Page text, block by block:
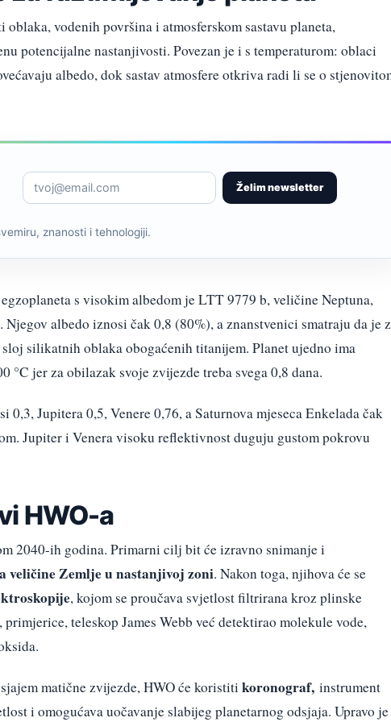
vodenih površina i atmosferskom sastavu planeta,
potencijalne nastanjivosti. Povezan je i s temperaturom: oblaci
albedo, dok sastav atmosfere otkriva radi li se o
Želim newsletter
znanosti i tehnologiji.
s visokim albedom je LTT 9779 b, veličine Neptuna,
albedo iznosi čak 0,8 (80%), a znanstvenici smatraju da je
silikatnih oblaka obogaćenih titanijem. Planet ujedno ima
°C jer za obilazak svoje zvijezde treba svega 0,8 dana.
0,3, Jupitera 0,5, Venere 0,76, a Saturnova mjeseca Enkelada čak
Jupiter i Venera visoku reflektivnost duguju gustom pokrovu
HWO-a
2040-ih godina. Primarni cilj bit će izravno snimanje i
veličine Zemlje u nastanjivoj zoni. Nakon toga, njihova će se
, kojom se proučava svjetlost filtrirana kroz plinske
teleskop James Webb već detektirao molekule vode,
matične zvijezde, HWO će koristiti koronograf, instrument
i omogućava uočavanje slabijeg planetarnog odsjaja. Upravo je